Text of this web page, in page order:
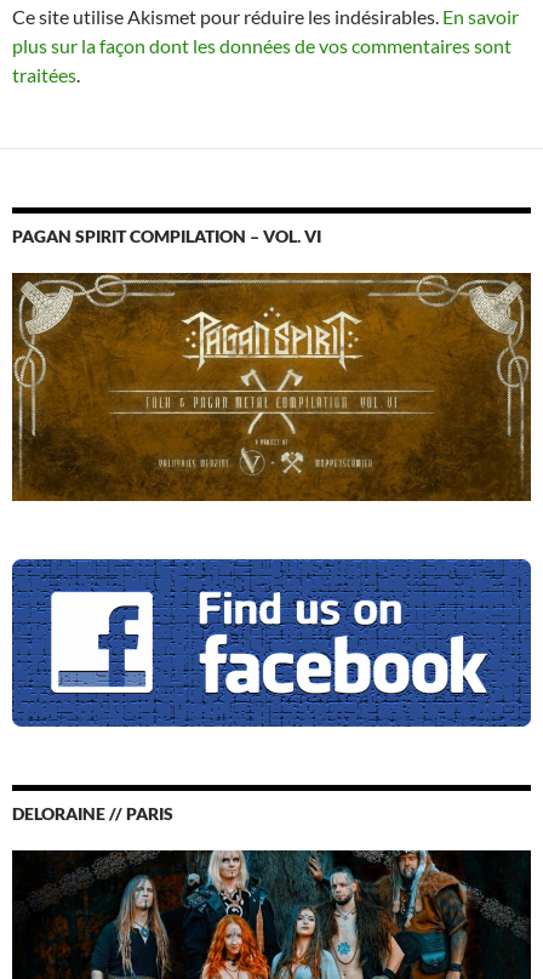
Ce site utilise Akismet pour réduire les indésirables. En savoir
plus sur la façon dont les données de vos commentaires sont
traitées.
PAGAN SPIRIT COMPILATION – VOL. VI
DELORAINE // PARIS